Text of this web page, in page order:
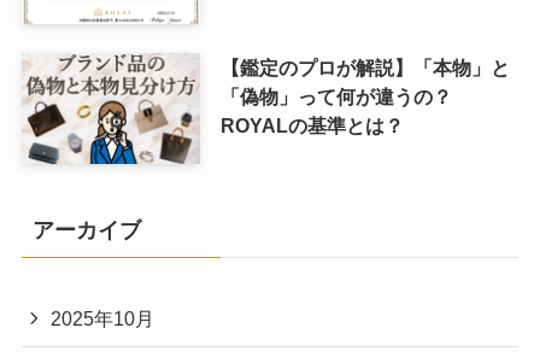
【鑑定のプロが解説】「本物」と
「偽物」って何が違うの？
ROYALの基準とは？
アーカイブ
2025年10月